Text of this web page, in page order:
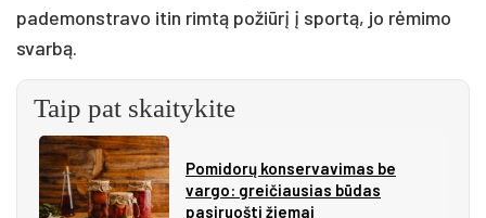
pa­de­monst­ra­vo itin rim­tą po­žiū­rį į spor­tą, jo rė­mi­mo
svar­bą.
Taip pat skaitykite
Pomidorų konservavimas be
vargo: greičiausias būdas
pasiruošti žiemai